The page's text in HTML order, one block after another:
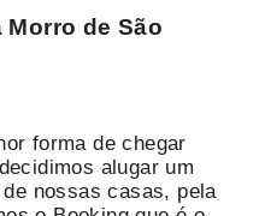
Morro de São
forma de chegar
alugar um
nossas casas, pela